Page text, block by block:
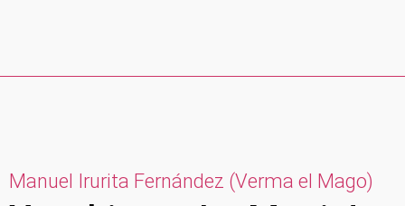
Manuel Irurita Fernández (Verma el Mago)